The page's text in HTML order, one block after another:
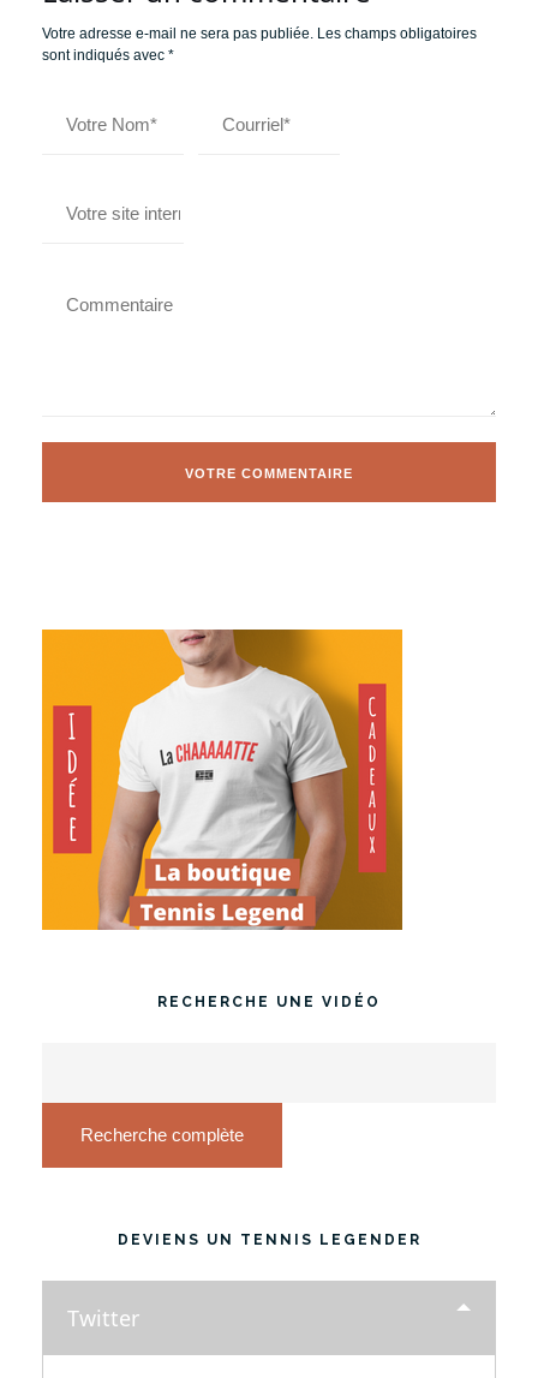
Votre adresse e-mail ne sera pas publiée. Les champs obligatoires
sont indiqués avec *
RECHERCHE UNE VIDÉO
Recherche complète
DEVIENS UN TENNIS LEGENDER
Twitter